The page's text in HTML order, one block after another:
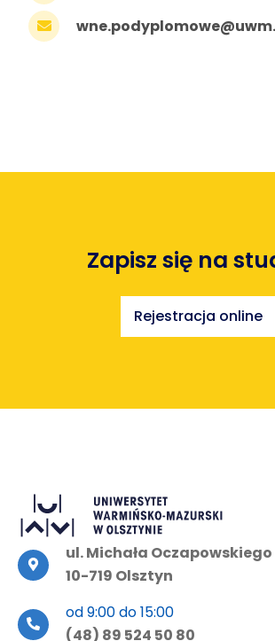
Zapisz się na
Rejestracja online
ul. Michała Oczapowskiego
10-719 Olsztyn
od 9:00 do 15:00
(48) 89 524 50 80